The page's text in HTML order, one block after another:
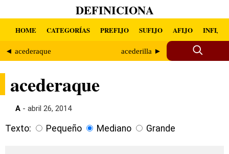
DEFINICIONA
HOME CATEGORÍAS PREFIJO SUFIJO AFIJO INFIJO
◄ acederaque acederilla ►
acederaque
A - abril 26, 2014
Texto: Pequeño Mediano Grande